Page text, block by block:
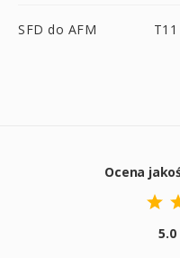
SFD do AFM
Ocena
5.0